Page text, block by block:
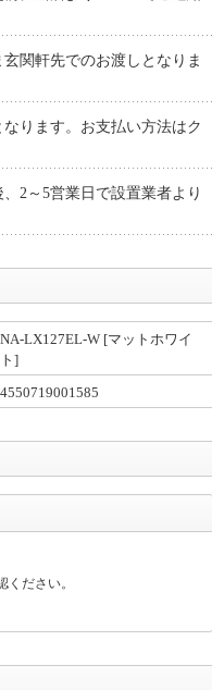
関軒先でのお渡しとなりま
ります。お支払い方法はク
2～5営業日で設置業者より
NA-LX127EL-W [マットホワイ
ト]
4550719001585
ださい。